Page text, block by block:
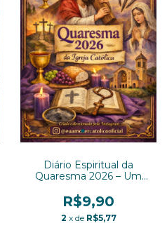
Diário Espiritual da
Quaresma 2026 – Um
Oração!
R$9,90
2 x de R$5,77